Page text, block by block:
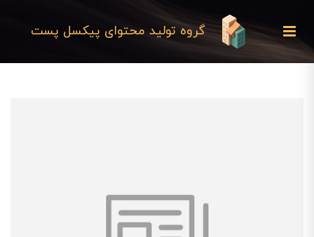
گروه تولید محتوای پیکسل پست